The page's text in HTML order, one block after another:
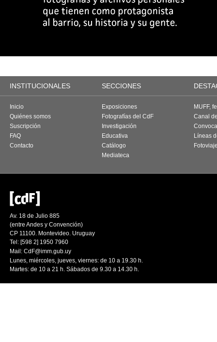
INSTITUCIONALES SECCIONES
Inicio
Quiénes somos
Suscripción
FAQ
Contacto
Exposiciones
Fotografías del CdF
Investigación
Educativa
Catálogo
Mediateca
MUFF,
Canal
Líneas
Av. 18 de Julio 885
(entre Andes y Convención)
CP 11100. Montevideo. Uruguay
Tel: [598 2] 1950 7960
Mail: CdF@imm.gub.uy
Lunes, miércoles, jueves, viernes: de 10 a 19.30 h.
Martes: de 10 a 21 h. Sábados de 9.30 a 14.30 h.